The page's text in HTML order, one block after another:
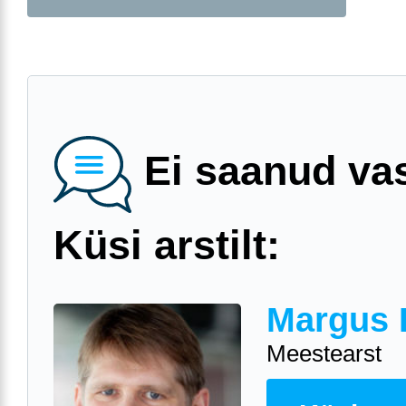
Ei saanud
Küsi arstilt:
Margus
Meestearst